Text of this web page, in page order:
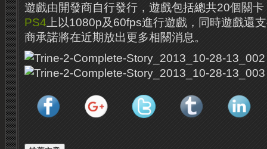
遊戲由開發商自行發行，遊戲包括總共20個關
PS4 上以1080p及60fps進行遊戲，同時遊戲還
商承諾將在近期放出更多相關消息。